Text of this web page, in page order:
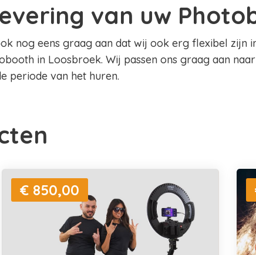
van uw
nog eens graag aan dat wij ook erg flexibel zijn
in Loosbroek. Wij passen ons graag aan
periode van het huren.
€ 850,00